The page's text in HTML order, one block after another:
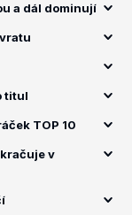
a dál dominují
titul
TOP 10
v